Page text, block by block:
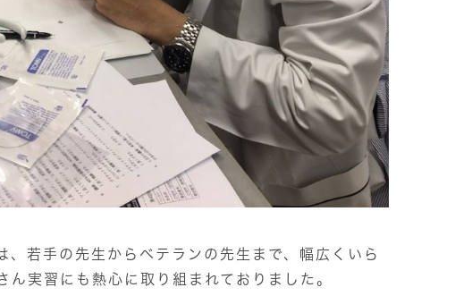
、若手の先生からベテランの先生まで、幅広くいら
ん実習にも熱心に取り組まれておりました。